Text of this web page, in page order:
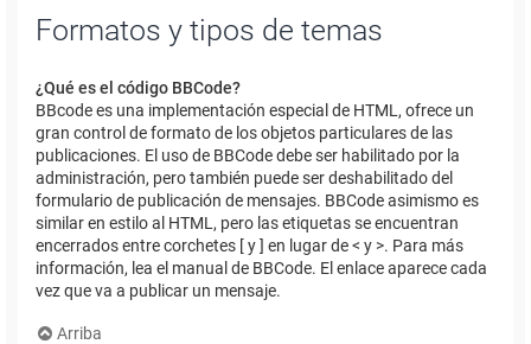
Formatos y tipos de temas
¿Qué es el código BBCode?
BBcode es una implementación especial de HTML, ofrece un
gran control de formato de los objetos particulares de las
publicaciones. El uso de BBCode debe ser habilitado por la
administración, pero también puede ser deshabilitado del
formulario de publicación de mensajes. BBCode asimismo es
similar en estilo al HTML, pero las etiquetas se encuentran
encerrados entre corchetes [ y ] en lugar de < y >. Para más
información, lea el manual de BBCode. El enlace aparece cada
vez que va a publicar un mensaje.
Arriba